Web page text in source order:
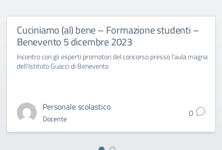
Cuciniamo (al) bene – Formazione studenti –
Benevento 5 dicembre 2023
Incontro con gli esperti promotori del concorso presso l’aula magna
dell'Istituto Guacci di Benevento
Personale scolastico
Docente 0